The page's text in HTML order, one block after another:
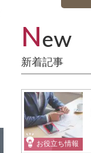
New
新着記事
お役立ち情報